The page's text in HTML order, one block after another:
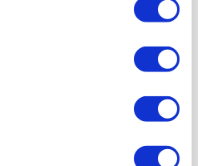
di “mapping” ed
periodo natalizio.